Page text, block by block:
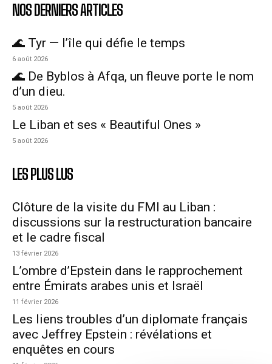
NOS DERNIERS ARTICLES
🌊 Tyr — l’île qui défie le temps
6 août 2026
🌊 De Byblos à Afqa, un fleuve porte le nom
d’un dieu.
5 août 2026
Le Liban et ses « Beautiful Ones »
5 août 2026
LES PLUS LUS
Clôture de la visite du FMI au Liban :
discussions sur la restructuration bancaire
et le cadre fiscal
13 février 2026
L’ombre d’Epstein dans le rapprochement
entre Émirats arabes unis et Israël
11 février 2026
Les liens troubles d’un diplomate français
avec Jeffrey Epstein : révélations et
enquêtes en cours